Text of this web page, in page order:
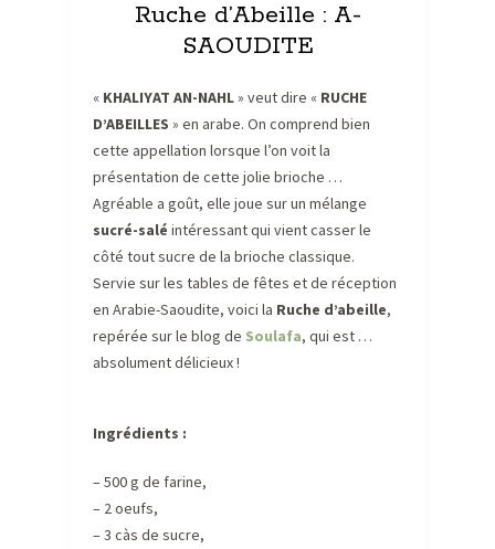
Ruche d’Abeille : A-
SAOUDITE
« KHALIYAT AN-NAHL» veut dire « RUCHE
D’ABEILLES » en arabe. On comprend bien
cette appellation lorsque l’on voit la
présentation de cette jolie brioche …
Agréable a goût, elle joue sur un mélange
sucré-salé intéressant qui vient casser le
côté tout sucre de la brioche classique.
Servie sur les tables de fêtes et de réception
en Arabie-Saoudite, voici la Ruche d’abeille,
repérée sur le blog de Soulafa, qui est …
absolument délicieux !
Ingrédients :
– 500 g de farine,
– 2 oeufs,
– 3 càs de sucre,